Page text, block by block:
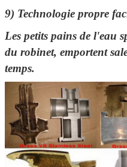
9) Technologie propre
Les petits pains de l'eau
du robinet, emportent
temps.